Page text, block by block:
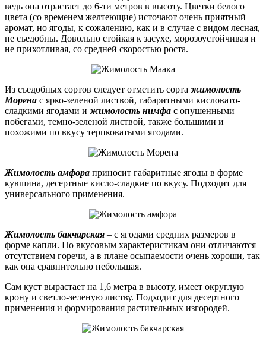
ведь она отрастает до 6-ти метров в высоту. Цветки белого
цвета (со временем желтеющие) источают очень приятный
аромат, но ягоды, к сожалению, как и в случае с видом лесная,
не съедобны. Довольно стойкая к засухе, морозоустойчивая и
не прихотливая, со средней скоростью роста.
Из съедобных сортов следует отметить сорта жимолость
Морена с ярко-зеленой листвой, габаритными кисловато-
сладкими ягодами и жимолость нимфа с опушенными
побегами, темно-зеленой листвой, также большими и
похожими по вкусу терпковатыми ягодами.
Жимолость амфора приносит габаритные ягоды в форме
кувшина, десертные кисло-сладкие по вкусу. Подходит для
универсального применения.
Жимолость бакчарская – с ягодами средних размеров в
форме капли. По вкусовым характеристикам они отличаются
отсутствием горечи, а в плане осыпаемости очень хороши, так
как она сравнительно небольшая.
Сам куст вырастает на 1,6 метра в высоту, имеет округлую
крону и светло-зеленую листву. Подходит для десертного
применения и формирования растительных изгородей.